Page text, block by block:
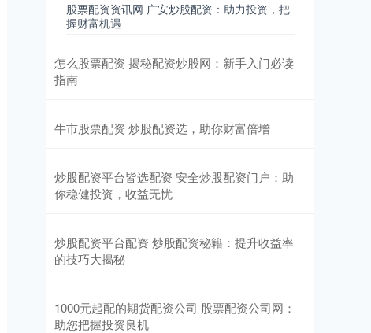
股票配资资讯网 广安炒股配资：助力投资，把
握财富机遇
怎么股票配资 揭秘配资炒股网：新手入门必读
指南
牛市股票配资 炒股配资选，助你财富倍增
炒股配资平台皆选配资 安全炒股配资门户：助
你稳健投资，收益无忧
炒股配资平台配资 炒股配资秘籍：提升收益率
的技巧大揭秘
1000元起配的期货配资公司 股票配资公司网：
助您把握投资良机